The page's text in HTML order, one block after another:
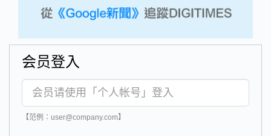
会员登入
【范例：user@company.com】